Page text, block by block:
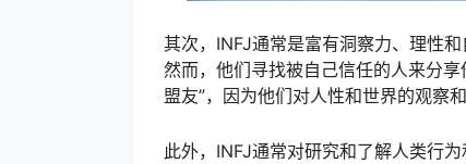
其次，INFJ通常是富有洞察力、理性
然而，他们寻找被自己信任的人来分
盟友”，因为他们对人性和世界的观察
此外，INFJ通常对研究和了解人类行